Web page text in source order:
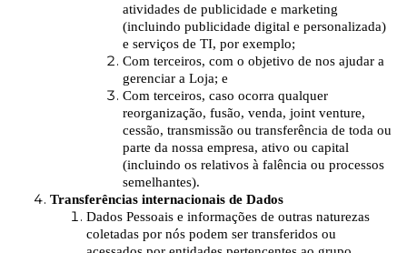
atividades de publicidade e marketing
(incluindo publicidade digital e personalizada)
e serviços de TI, por exemplo;
Com terceiros, com o objetivo de nos ajudar a
gerenciar a Loja; e
Com terceiros, caso ocorra qualquer
reorganização, fusão, venda, joint venture,
cessão, transmissão ou transferência de toda ou
parte da nossa empresa, ativo ou capital
(incluindo os relativos à falência ou processos
semelhantes).
Transferências internacionais de Dados
Dados Pessoais e informações de outras naturezas
coletadas por nós podem ser transferidos ou